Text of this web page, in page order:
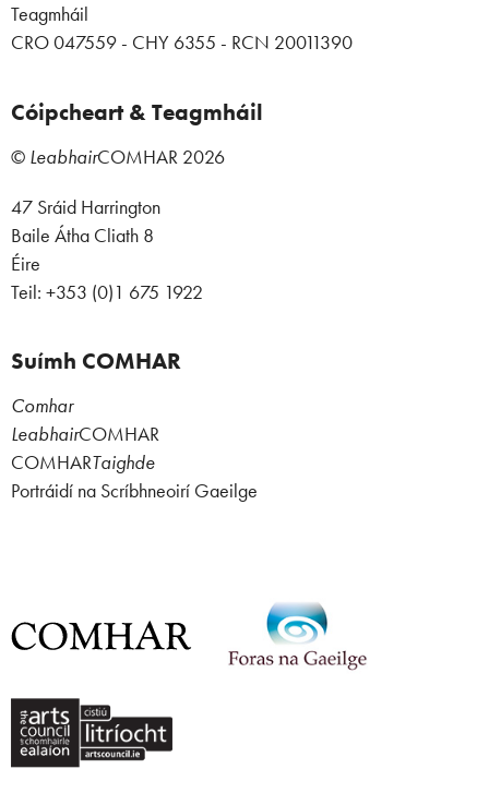
Teagmháil
CRO 047559 - CHY 6355 - RCN 20011390
Cóipcheart & Teagmháil
© LeabhairCOMHAR 2026
47 Sráid Harrington
Baile Átha Cliath 8
Éire
Teil: +353 (0)1 675 1922
Suímh COMHAR
Comhar
LeabhairCOMHAR
COMHARTaighde
Portráidí na Scríbhneoirí Gaeilge